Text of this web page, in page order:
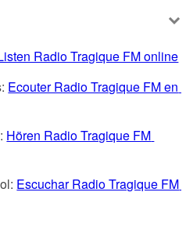
Radio Tragique FM online
Ecouter Radio Tragique FM en
Hören Radio Tragique FM
Escuchar Radio Tragique FM